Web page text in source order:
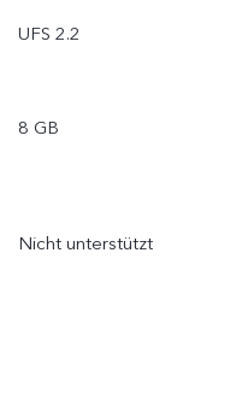
UFS 2.2
8 GB
Nicht unterstützt